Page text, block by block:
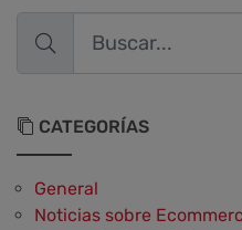
CATEGORÍAS
General
Noticias sobre